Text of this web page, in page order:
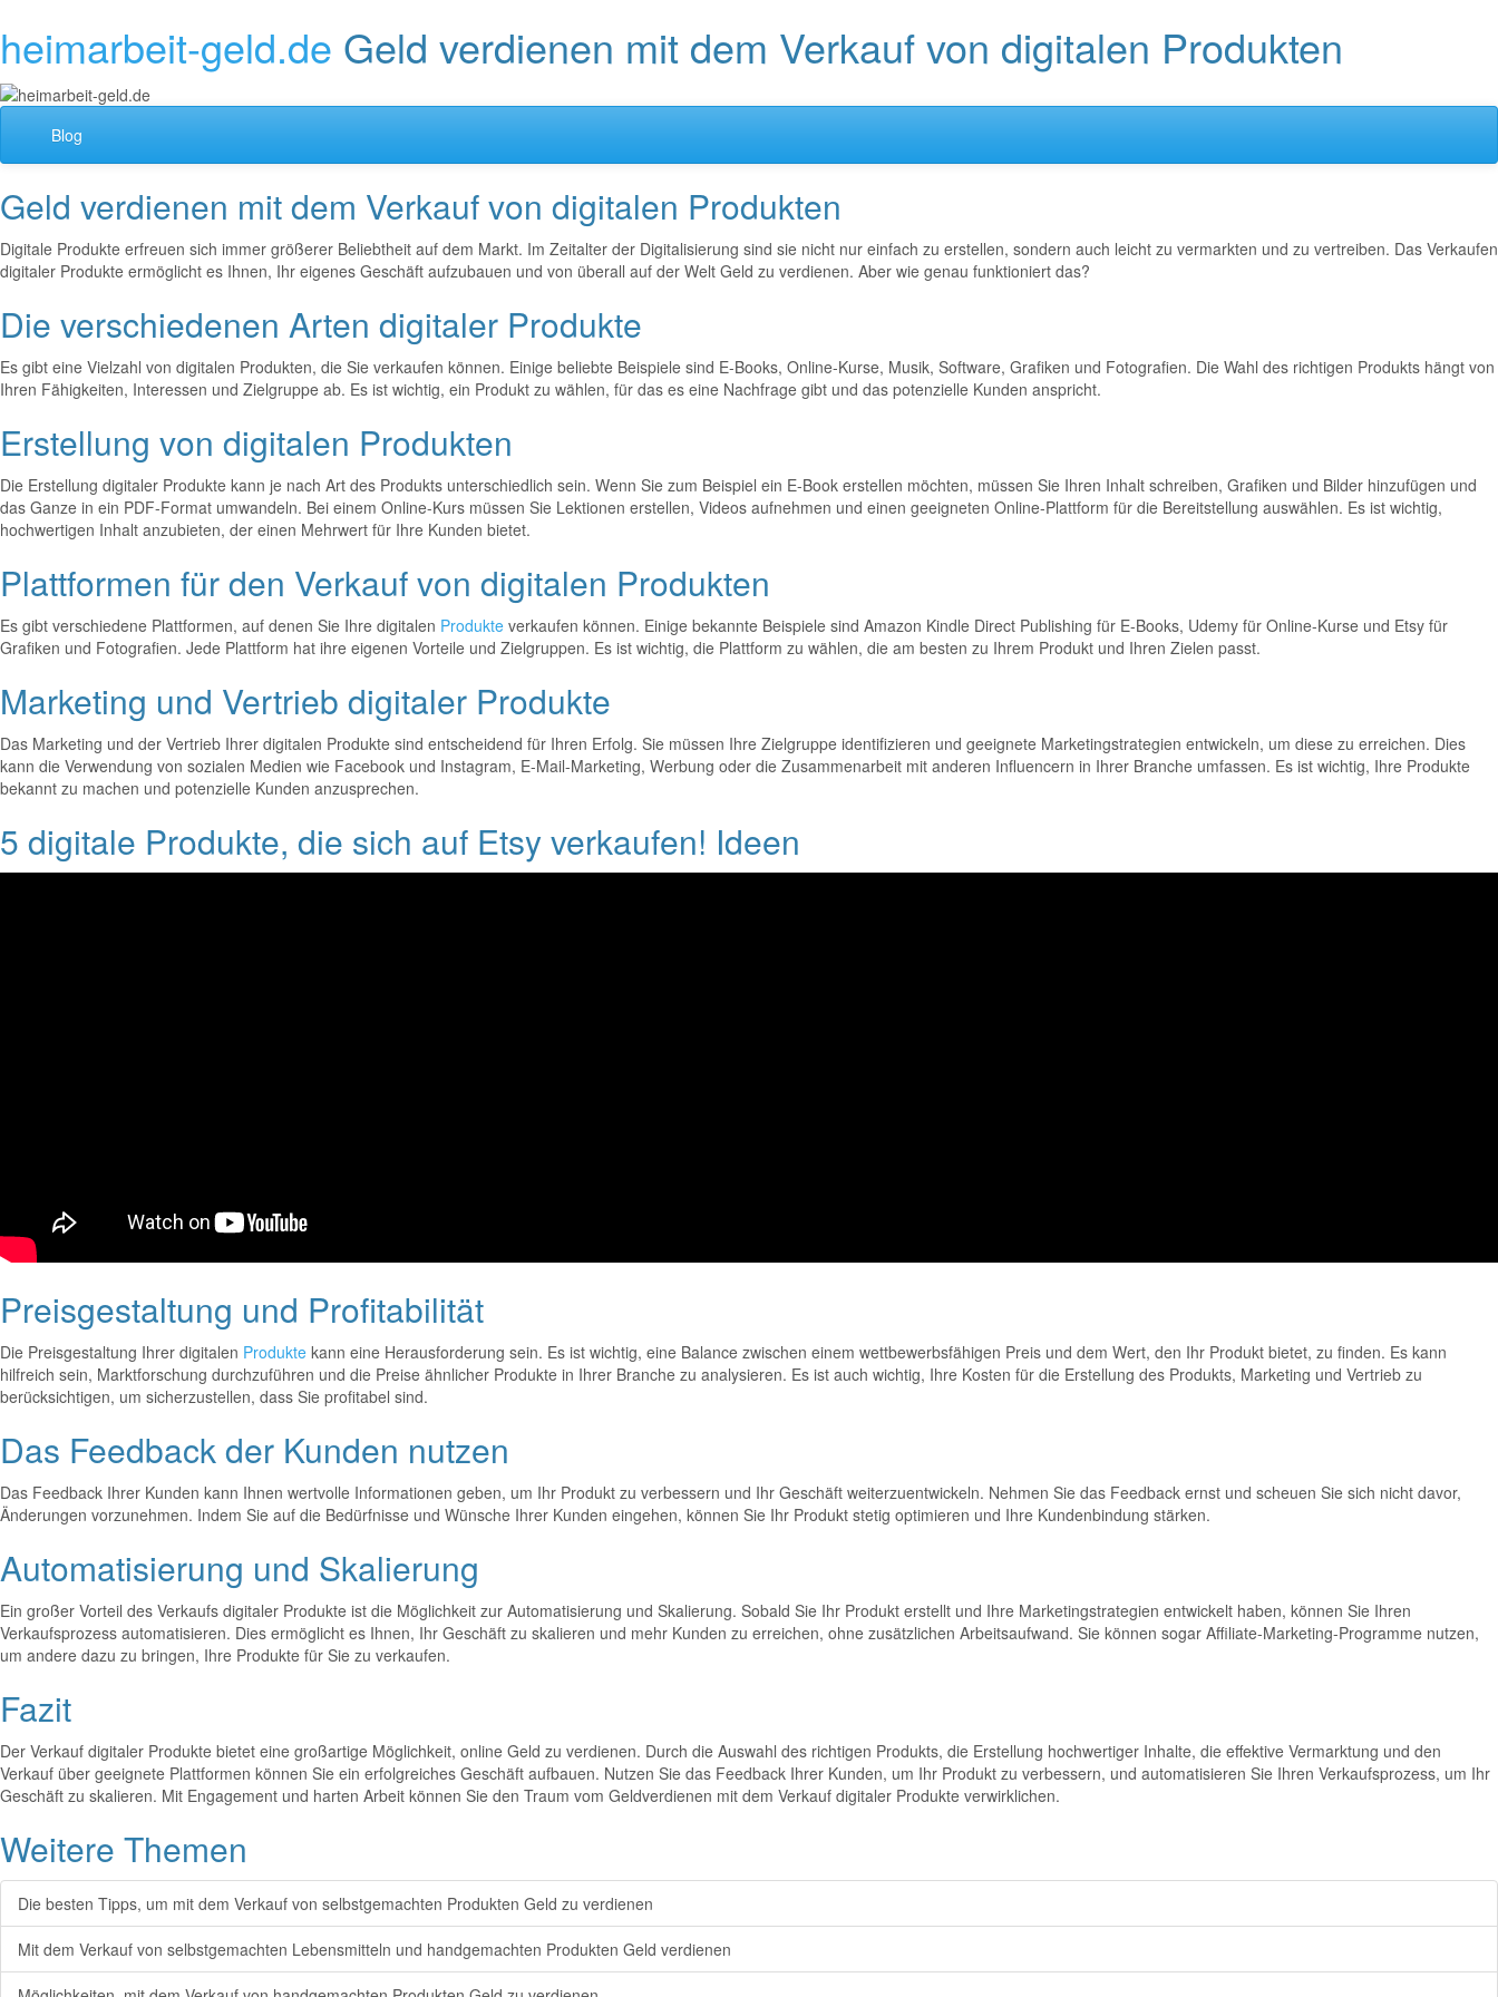
heimarbeit-geld.de Geld verdienen mit dem Verkauf von digitalen Produkten
Blog
Geld verdienen mit dem Verkauf von digitalen Produkten
Digitale Produkte erfreuen sich immer größerer Beliebtheit auf dem Markt. Im Zeitalter der Digitalisierung sind sie nicht nur einfach zu erstellen, sondern auch leicht zu vermarkten und zu vertreiben. Das Verkaufen
digitaler Produkte ermöglicht es Ihnen, Ihr eigenes Geschäft aufzubauen und von überall auf der Welt Geld zu verdienen. Aber wie genau funktioniert das?
Die verschiedenen Arten digitaler Produkte
Es gibt eine Vielzahl von digitalen Produkten, die Sie verkaufen können. Einige beliebte Beispiele sind E-Books, Online-Kurse, Musik, Software, Grafiken und Fotografien. Die Wahl des richtigen Produkts hängt von
Ihren Fähigkeiten, Interessen und Zielgruppe ab. Es ist wichtig, ein Produkt zu wählen, für das es eine Nachfrage gibt und das potenzielle Kunden anspricht.
Erstellung von digitalen Produkten
Die Erstellung digitaler Produkte kann je nach Art des Produkts unterschiedlich sein. Wenn Sie zum Beispiel ein E-Book erstellen möchten, müssen Sie Ihren Inhalt schreiben, Grafiken und Bilder hinzufügen und
das Ganze in ein PDF-Format umwandeln. Bei einem Online-Kurs müssen Sie Lektionen erstellen, Videos aufnehmen und einen geeigneten Online-Plattform für die Bereitstellung auswählen. Es ist wichtig,
hochwertigen Inhalt anzubieten, der einen Mehrwert für Ihre Kunden bietet.
Plattformen für den Verkauf von digitalen Produkten
Es gibt verschiedene Plattformen, auf denen Sie Ihre digitalen Produkte verkaufen können. Einige bekannte Beispiele sind Amazon Kindle Direct Publishing für E-Books, Udemy für Online-Kurse und Etsy für
Grafiken und Fotografien. Jede Plattform hat ihre eigenen Vorteile und Zielgruppen. Es ist wichtig, die Plattform zu wählen, die am besten zu Ihrem Produkt und Ihren Zielen passt.
Marketing und Vertrieb digitaler Produkte
Das Marketing und der Vertrieb Ihrer digitalen Produkte sind entscheidend für Ihren Erfolg. Sie müssen Ihre Zielgruppe identifizieren und geeignete Marketingstrategien entwickeln, um diese zu erreichen. Dies
kann die Verwendung von sozialen Medien wie Facebook und Instagram, E-Mail-Marketing, Werbung oder die Zusammenarbeit mit anderen Influencern in Ihrer Branche umfassen. Es ist wichtig, Ihre Produkte
bekannt zu machen und potenzielle Kunden anzusprechen.
5 digitale Produkte, die sich auf Etsy verkaufen! Ideen
Preisgestaltung und Profitabilität
Die Preisgestaltung Ihrer digitalen Produkte kann eine Herausforderung sein. Es ist wichtig, eine Balance zwischen einem wettbewerbsfähigen Preis und dem Wert, den Ihr Produkt bietet, zu finden. Es kann
hilfreich sein, Marktforschung durchzuführen und die Preise ähnlicher Produkte in Ihrer Branche zu analysieren. Es ist auch wichtig, Ihre Kosten für die Erstellung des Produkts, Marketing und Vertrieb zu
berücksichtigen, um sicherzustellen, dass Sie profitabel sind.
Das Feedback der Kunden nutzen
Das Feedback Ihrer Kunden kann Ihnen wertvolle Informationen geben, um Ihr Produkt zu verbessern und Ihr Geschäft weiterzuentwickeln. Nehmen Sie das Feedback ernst und scheuen Sie sich nicht davor,
Änderungen vorzunehmen. Indem Sie auf die Bedürfnisse und Wünsche Ihrer Kunden eingehen, können Sie Ihr Produkt stetig optimieren und Ihre Kundenbindung stärken.
Automatisierung und Skalierung
Ein großer Vorteil des Verkaufs digitaler Produkte ist die Möglichkeit zur Automatisierung und Skalierung. Sobald Sie Ihr Produkt erstellt und Ihre Marketingstrategien entwickelt haben, können Sie Ihren
Verkaufsprozess automatisieren. Dies ermöglicht es Ihnen, Ihr Geschäft zu skalieren und mehr Kunden zu erreichen, ohne zusätzlichen Arbeitsaufwand. Sie können sogar Affiliate-Marketing-Programme nutzen,
um andere dazu zu bringen, Ihre Produkte für Sie zu verkaufen.
Fazit
Der Verkauf digitaler Produkte bietet eine großartige Möglichkeit, online Geld zu verdienen. Durch die Auswahl des richtigen Produkts, die Erstellung hochwertiger Inhalte, die effektive Vermarktung und den
Verkauf über geeignete Plattformen können Sie ein erfolgreiches Geschäft aufbauen. Nutzen Sie das Feedback Ihrer Kunden, um Ihr Produkt zu verbessern, und automatisieren Sie Ihren Verkaufsprozess, um Ihr
Geschäft zu skalieren. Mit Engagement und harten Arbeit können Sie den Traum vom Geldverdienen mit dem Verkauf digitaler Produkte verwirklichen.
Weitere Themen
Die besten Tipps, um mit dem Verkauf von selbstgemachten Produkten Geld zu verdienen
Mit dem Verkauf von selbstgemachten Lebensmitteln und handgemachten Produkten Geld verdienen